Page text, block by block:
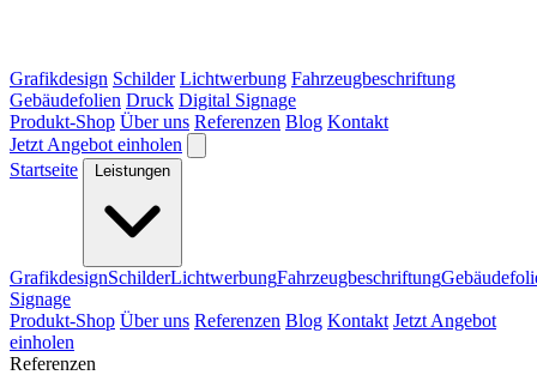
Grafikdesign Schilder Lichtwerbung Fahrzeugbeschriftung
Gebäudefolien Druck Digital Signage
Produkt-Shop Über uns Referenzen Blog Kontakt
Jetzt Angebot einholen
Startseite
GrafikdesignSchilderLichtwerbungFahrzeugbeschriftung
Signage
Produkt-Shop Über uns Referenzen Blog Kontakt Jetzt Angebot
einholen
Referenzen